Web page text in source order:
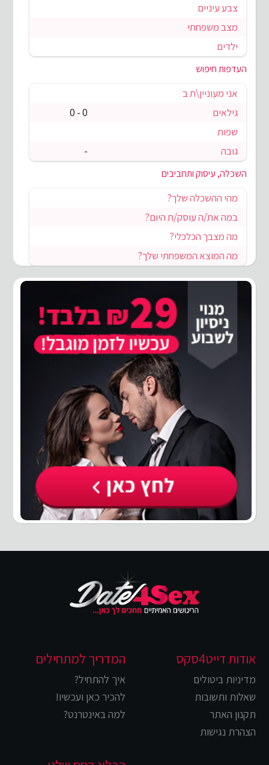
צבע עיניים
מצב משפחתי
ילדים
העדפות חיפוש
אני מעוניין\ת ב
גילאים
0 - 0
שפות
גובה
-
השכלה, עיסוק ותחביבים
מהי ההשכלה שלך?
במה את/ה עוסק/ת היום?
מה מצבך הכלכלי?
מה המוצא המשפחתי שלך?
אודות דייט4סקס
מדיניות ביטולים
שאלות ותשובות
תקנון האתר
הצהרת נגישות
המדריך למתחילים
איך להתחיל?
להכיר כאן ועכשיו!
למה באינטרנט?